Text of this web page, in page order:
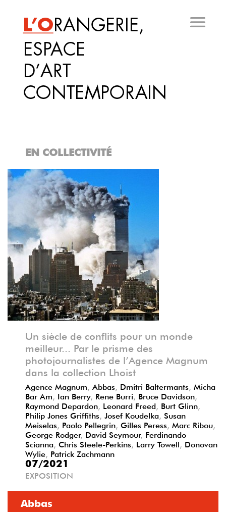
principal
EN COLLECTIVITÉ
Un siècle de conflits pour un monde
meilleur... Par le prisme des
photojournalistes de l’Agence Magnum
dans la collection Lhoist
Agence Magnum Abbas Dmitri Baltermants Micha
Bar Am Ian Berry, Rene Burri Bruce Davidson
Raymond Depardon Leonard Freed Burt Glinn
Philip Jones Griffiths Josef Koudelka Susan
Meiselas Paolo Pellegrin Gilles Peress Marc Ribou
George Rodger, David Seymour, Ferdinando
Scianna Chris Steele-Perkins Larry Towell Donovan
Wylie Patrick Zachmann
07/2021
EXPOSITION
Abbas